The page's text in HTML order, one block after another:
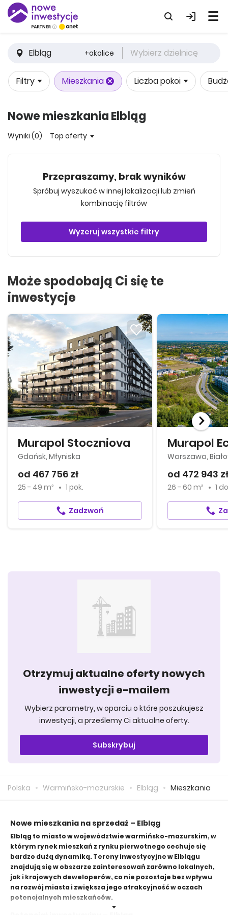
Elbląg +okolice Wybierz dzielnicę
Filtry Mieszkania Liczba pokoi
Nowe mieszkania Elbląg
Wyniki (0) Top oferty
Przepraszamy, brak wyników
Spróbuj wyszukać w innej lokalizacji lub zmień
kombinację filtrów
Wyzeruj wszystkie filtry
Może spodobają Ci się te
inwestycje
Murapol Stoczniova
Gdańsk, Młyniska
od 467 756 zł
25 - 49 m² 1 pok.
Zadzwoń
Murapol
Warszawa,
od 472 943
26 - 60 m² 1
Otrzymuj aktualne oferty nowych
inwestycji e-mailem
Wybierz parametry, w oparciu o które poszukujesz
inwestycji, a prześlemy Ci aktualne oferty.
Subskrybuj
Polska Warmińsko-mazurskie Elbląg Mieszkania
Nowe mieszkania na sprzedaż – Elbląg
Elbląg to miasto w województwie warmińsko-mazurskim, w
którym rynek mieszkań z rynku pierwotnego cechuje się
bardzo dużą dynamiką. Tereny inwestycyjne w Elblągu
znajdują się w obszarze zainteresowań zarówno lokalnych,
jak i krajowych deweloperów, co nie pozostaje bez wpływu
na rozwój miasta i zwiększa jego atrakcyjność w oczach
potencjalnych mieszkańców.